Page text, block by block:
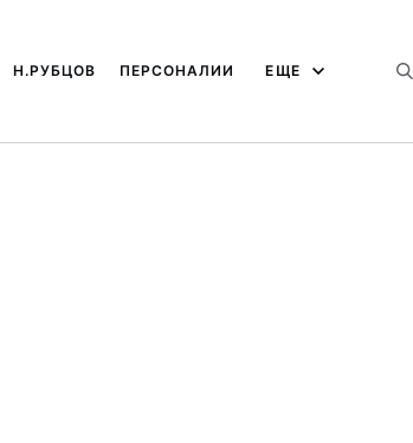
Н.РУБЦОВ ПЕРСОНАЛИИ ЕЩЕ